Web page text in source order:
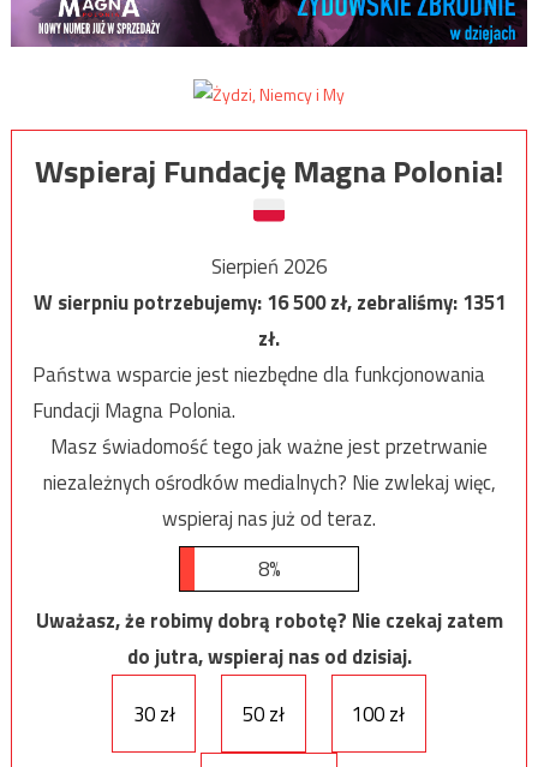
Wspieraj Fundację Magna Polonia!
Sierpień 2026
W sierpniu potrzebujemy:16 500zł, zebraliśmy:1351
zł.
Państwa wsparcie jest niezbędne dla funkcjonowania
Fundacji Magna Polonia.
Masz świadomość tego jak ważne jest przetrwanie
niezależnych ośrodków medialnych? Nie zwlekaj więc,
wspieraj nas już od teraz.
8%
Uważasz, że robimy dobrą robotę? Nie czekaj zatem
do jutra, wspieraj nas od dzisiaj.
30 zł
50 zł 100 zł